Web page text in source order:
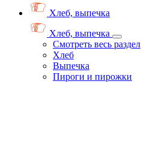
Хлеб, выпечка
Хлеб, выпечка
Смотреть весь раздел
Хлеб
Выпечка
Пироги и пирожки